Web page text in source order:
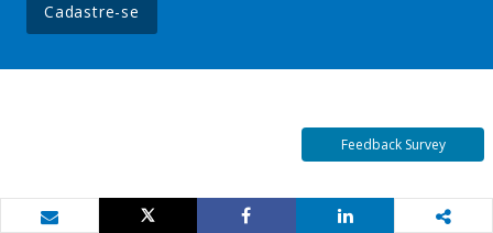
Cadastre-se
Feedback Survey